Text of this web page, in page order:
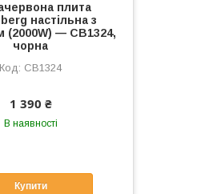
плита
настільна з
(2000W) — CB1324,
чорна
СВ1324
1 390 ₴
В наявності
Купити